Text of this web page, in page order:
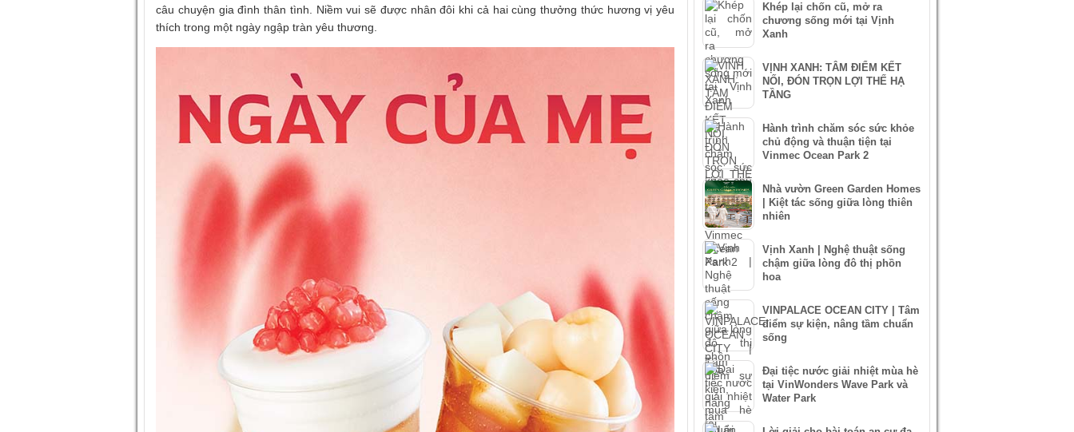
câu chuyện gia đình thân tình. Niềm vui sẽ được nhân đôi khi cả hai cùng thưởng thức hương vị yêu
thích trong một ngày ngập tràn yêu thương.
Khép lại chốn cũ, mở ra
chương sống mới tại Vịnh
Xanh
VỊNH XANH: TÂM ĐIỂM KẾT
NỐI, ĐÓN TRỌN LỢI THẾ HẠ
TẦNG
Hành trình chăm sóc sức khỏe
chủ động và thuận tiện tại
Vinmec Ocean Park 2
Nhà vườn Green Garden Homes
| Kiệt tác sống giữa lòng thiên
nhiên
Vịnh Xanh | Nghệ thuật sống
chậm giữa lòng đô thị phồn
hoa
VINPALACE OCEAN CITY | Tâm
điểm sự kiện, nâng tầm chuẩn
sống
Đại tiệc nước giải nhiệt mùa hè
tại VinWonders Wave Park và
Water Park